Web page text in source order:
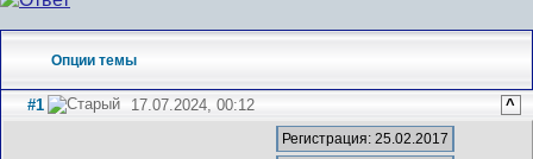
Опции темы
#1 17.07.2024, 00:12 ^
Регистрация: 25.02.2017